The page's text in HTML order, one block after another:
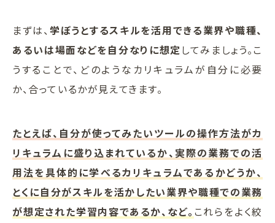
まずは、学ぼうとするスキルを活用できる業界や職種、
あるいは場面などを自分なりに想定してみましょう。こ
うすることで、どのようなカリキュラムが自分に必要
か、合っているかが見えてきます。
たとえば、自分が使ってみたいツールの操作方法がカ
リキュラムに盛り込まれているか、実際の業務での活
用法を具体的に学べるカリキュラムであるかどうか、
とくに自分がスキルを活かしたい業界や職種での業務
が想定された学習内容であるか、など。 これらをよく絞